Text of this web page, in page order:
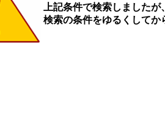
上記条件で検索しました
検索の条件をゆるくして